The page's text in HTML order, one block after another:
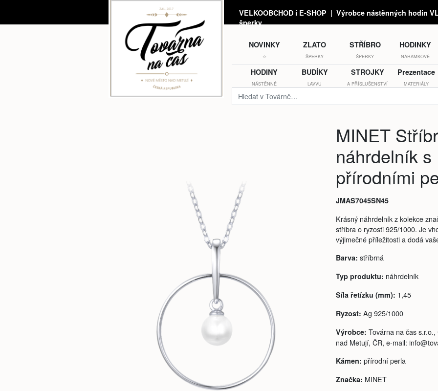
VELKOOBCHOD i E-SHOP | Výrobce nástěnných hodin
šperky
NOVINKY
☆
ZLATO
ŠPERKY
STŘÍBRO
ŠPERKY
HODINKY
NÁRAMKOVÉ
HODINY
NÁSTĚNNÉ
BUDÍKY
LAVVU
STROJKY
A PŘÍSLUŠENSTVÍ
Prezentace
MATERIÁLY
MINET
náhrdelník s
přírodními
JMAS7045SN45
Krásný náhrdelník z kolekce
stříbra o ryzosti 925/1000. Je
výjimečné příležitosti a dodá
Barva: stříbrná
Typ produktu: náhrdelník
Síla řetízku (mm): 1,45
Ryzost: Ag 925/1000
Výrobce: Továrna na čas
nad Metují, ČR, e-mail:
Kámen: přírodní perla
Značka: MINET